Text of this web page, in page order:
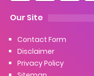
Our Site
Contact Form
Disclaimer
Privacy Policy